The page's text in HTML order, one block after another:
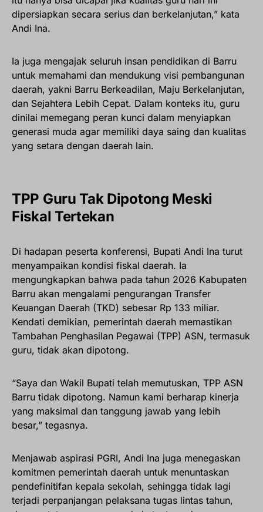
dipersiapkan secara serius dan berkelanjutan,” kata
Andi Ina.
Ia juga mengajak seluruh insan pendidikan di Barru
untuk memahami dan mendukung visi pembangunan
daerah, yakni Barru Berkeadilan, Maju Berkelanjutan,
dan Sejahtera Lebih Cepat. Dalam konteks itu, guru
dinilai memegang peran kunci dalam menyiapkan
generasi muda agar memiliki daya saing dan kualitas
yang setara dengan daerah lain.
TPP Guru Tak Dipotong Meski
Fiskal Tertekan
Di hadapan peserta konferensi, Bupati Andi Ina turut
menyampaikan kondisi fiskal daerah. Ia
mengungkapkan bahwa pada tahun 2026 Kabupaten
Barru akan mengalami pengurangan Transfer
Keuangan Daerah (TKD) sebesar Rp 133 miliar.
Kendati demikian, pemerintah daerah memastikan
Tambahan Penghasilan Pegawai (TPP) ASN, termasuk
guru, tidak akan dipotong.
“Saya dan Wakil Bupati telah memutuskan, TPP ASN
Barru tidak dipotong. Namun kami berharap kinerja
yang maksimal dan tanggung jawab yang lebih
besar,” tegasnya.
Menjawab aspirasi PGRI, Andi Ina juga menegaskan
komitmen pemerintah daerah untuk menuntaskan
pendefinitifan kepala sekolah, sehingga tidak lagi
terjadi perpanjangan pelaksana tugas lintas tahun,